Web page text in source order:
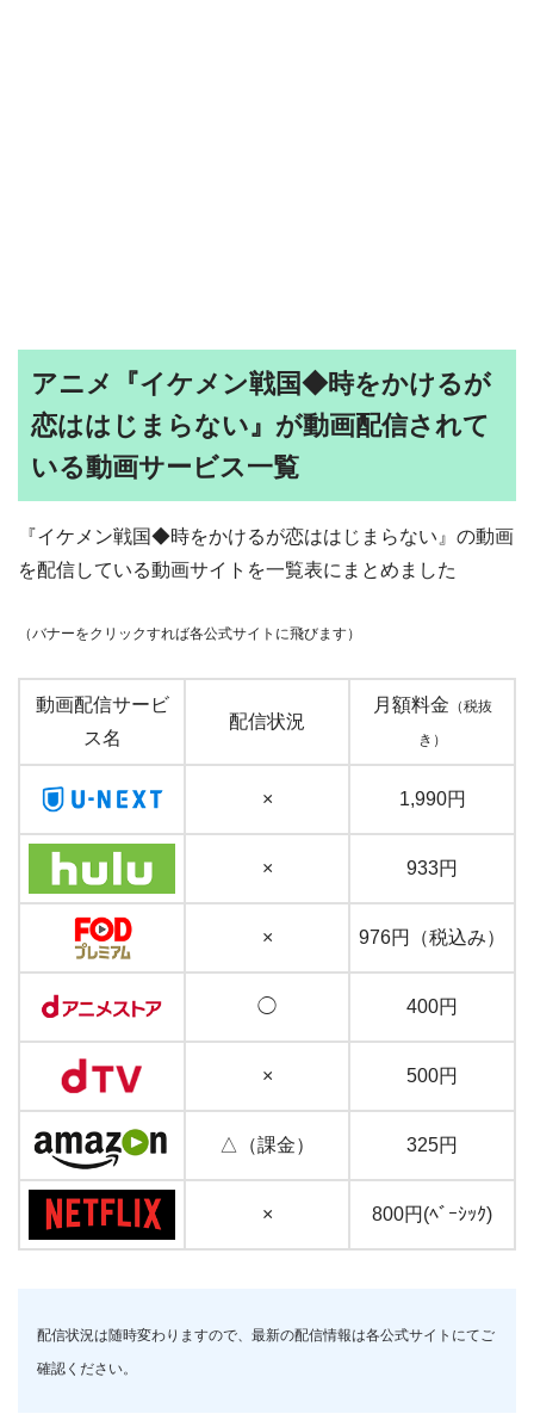
アニメ『イケメン戦国◆時をかけるが
恋ははじまらない』が動画配信されて
いる動画サービス一覧
『イケメン戦国◆時をかけるが恋ははじまらない』の動画
を配信している動画サイトを一覧表にまとめました
（バナーをクリックすれば各公式サイトに飛びます）
動画配信サービ
ス名
配信状況
月額料金 （税抜
き）
× 1,990円
× 933円
× 976円（税込み）
◯ 400円
× 500円
△（課金） 325円
× 800円(ﾍﾞｰｼｯｸ)
配信状況は随時変わりますので、最新の配信情報は各公式サイトにてご
確認ください。